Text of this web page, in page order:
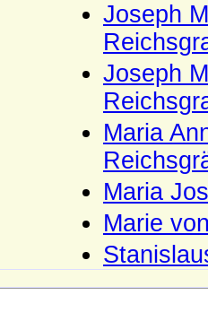
Joseph
Joseph
Maria
Maria
Marie